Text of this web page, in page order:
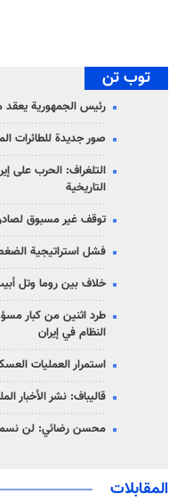
توب تن
رئيس الجمهورية يعقد
صور جديدة للطائرات
التلغراف: الحرب على
التاريخية
توقف غير مسبوق
فشل استراتيجية
خلاف بين روما وتل
طرد اثنين من كبار
النظام في إيران
استمرار العمليات
قاليباف: نشر الأخبار
محسن رضائي: لن
المقابلات